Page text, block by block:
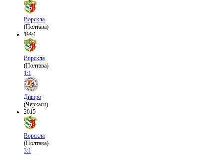
Ворскла
(Полтава)
1994
Ворскла
(Полтава)
1:1
Дніпро
(Черкаси)
2015
Ворскла
(Полтава)
3:1